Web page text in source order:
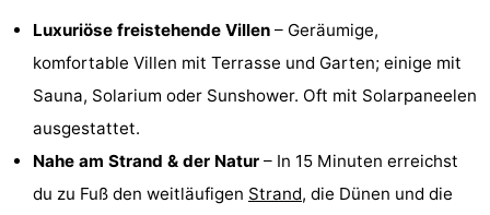
Park
Buytenveldt
Krim
EuroParcs
Luxuriöse freistehende Villen – Geräumige,
komfortable Villen mit Terrasse und Garten; einige mit
Sauna, Solarium oder Sunshower. Oft mit Solarpaneelen
ausgestattet.
Nahe am Strand & der Natur – In 15 Minuten erreichst
du zu Fuß den weitläufigen Strand, die Dünen und die